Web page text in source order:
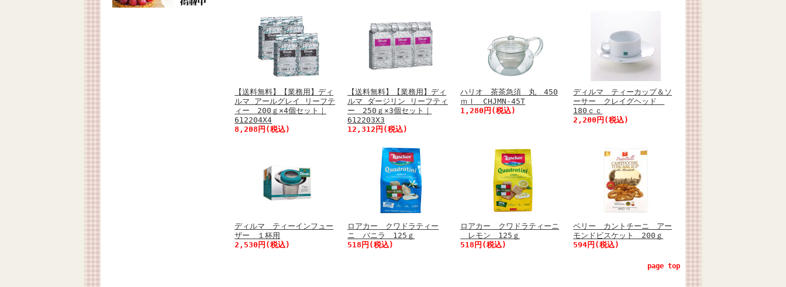
【送料無料】【業務用】ディ
ルマ アールグレイ リーフテ
ィー 200ｇ×4個セット｜
612204X4
8,208円(税込)
【送料無料】【業務用】ディ
ルマ ダージリン リーフティ
ー 250ｇ×3個セット｜
612203X3
12,312円(税込)
ハリオ 茶茶急須 丸 450
ｍｌ CHJMN-45T
1,280円(税込)
ディルマ ティーカップ＆ソ
ーサー クレイグヘッド
180ｃｃ
2,200円(税込)
ディルマ ティーインフュー
ザー １杯用
2,530円(税込)
ロアカー クワドラティー
ニ バニラ 125ｇ
518円(税込)
ロアカー クワドラティーニ
レモン 125ｇ
518円(税込)
ベリー カントチーニ アー
モンドビスケット 200ｇ
594円(税込)
page top